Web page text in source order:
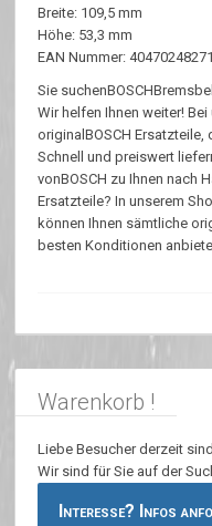
Breite: 109,5 mm
Höhe: 53,3 mm
EAN Nummer:
Sie
Wir helfen Ihnen weiter!
originalBOSCH Ersatzteile,
Schnell und preiswert
vonBOSCH zu Ihnen nach
Ersatzteile? In unserem
können Ihnen sämtliche
besten Konditionen
Warenkorb !
Liebe Besucher derzeit
Wir sind für Sie auf der
Interesse? Infos